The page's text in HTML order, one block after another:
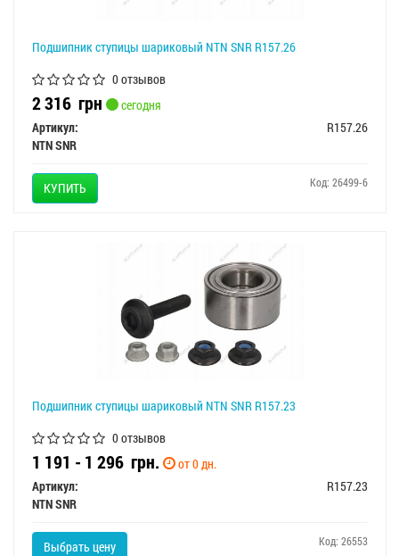
Подшипник ступицы шариковый NTN SNR R157.26
0 отзывов
2 316 грн
сегодня
Артикул:
R157.26
NTN SNR
КУПИТЬ Код: 26499-6
Подшипник ступицы шариковый NTN SNR R157.23
0 отзывов
1 191 - 1 296 грн.
от 0 дн.
Артикул:
R157.23
NTN SNR
Выбрать цену Код: 26553